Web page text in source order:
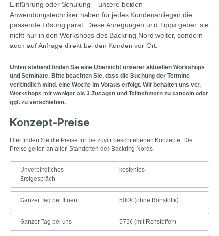
Einführung oder Schulung – unsere beiden
Anwendungstechniker haben für jedes Kundenanliegen die
passende Lösung parat. Diese Anregungen und Tipps geben sie
nicht nur in den Workshops des Backring Nord weiter, sondern
auch auf Anfrage direkt bei den Kunden vor Ort.
Unten stehend finden Sie eine Übersicht unserer aktuellen Workshops
und Seminare. Bitte beachten Sie, dass die Buchung der Termine
verbindlich mind. eine Woche im Voraus erfolgt. Wir behalten uns vor,
Workshops mit weniger als 3 Zusagen und Teilnehmern zu canceln oder
ggf. zu verschieben.
Konzept-Preise
Hier finden Sie die Preise für die zuvor beschriebenen Konzepte. Die
Preise gelten an allen Standorten des Backring Nords.
Unverbindliches
Erstgespräch
kostenlos
Ganzer Tag bei Ihnen 500€ (ohne Rohstoffe)
Ganzer Tag bei uns 575€ (mit Rohstoffen)